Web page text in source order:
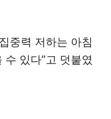
중력 저하는 아침
있다”고 덧붙였